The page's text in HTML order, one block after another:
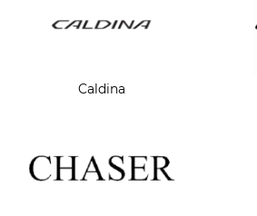
Caldina